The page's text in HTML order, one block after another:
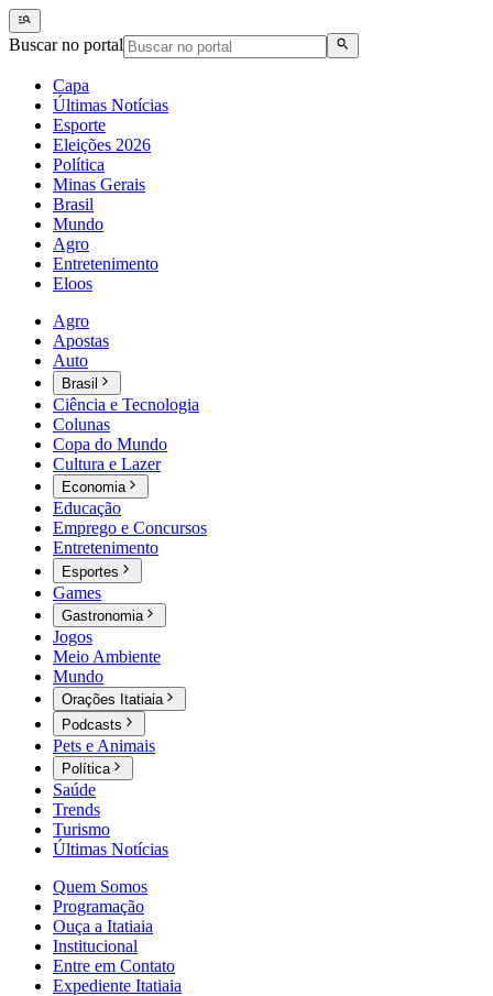
Buscar no portal
Capa
Últimas Notícias
Esporte
Eleições 2026
Política
Minas Gerais
Brasil
Mundo
Agro
Entretenimento
Eloos
Agro
Apostas
Auto
Brasil
Ciência e Tecnologia
Colunas
Copa do Mundo
Cultura e Lazer
Economia
Educação
Emprego e Concursos
Entretenimento
Esportes
Games
Gastronomia
Jogos
Meio Ambiente
Mundo
Orações Itatiaia
Podcasts
Pets e Animais
Política
Saúde
Trends
Turismo
Últimas Notícias
Quem Somos
Programação
Ouça a Itatiaia
Institucional
Entre em Contato
Expediente Itatiaia